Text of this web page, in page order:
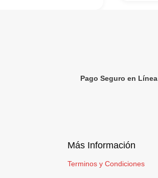
Pago Seguro en Línea
Más Información
Terminos y Condiciones